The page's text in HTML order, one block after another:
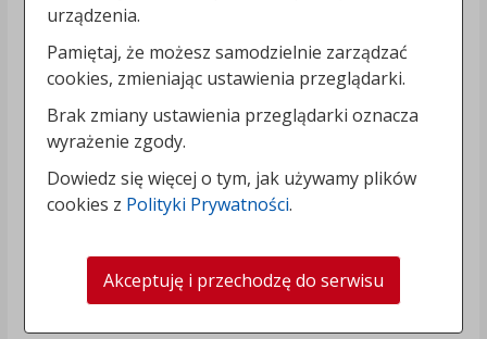
urządzenia.
Pamiętaj, że możesz samodzielnie zarządzać
cookies, zmieniając ustawienia przeglądarki.
Brak zmiany ustawienia przeglądarki oznacza
wyrażenie zgody.
Dowiedz się więcej o tym, jak używamy plików
cookies z Polityki Prywatności.
Akceptuję i przechodzę do serwisu